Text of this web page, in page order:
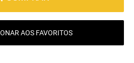
AOS FAVORITOS